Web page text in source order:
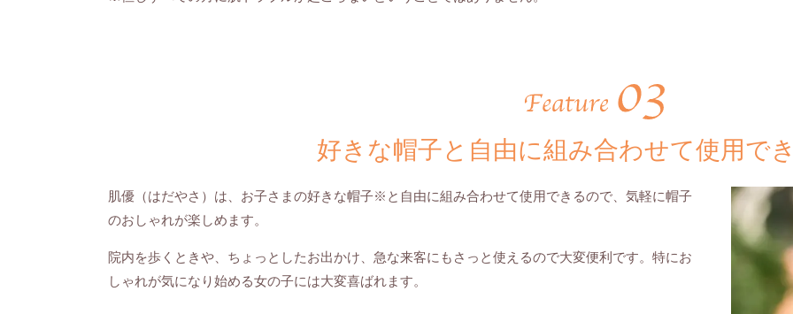
好きな帽子と自由に組み合わせて使用で
肌優（はだやさ）は、お子さまの好きな帽子※ と自由に組み合わせて使用できるので、気軽に帽子
のおしゃれが楽しめます。
院内を歩くときや、ちょっとしたお出かけ、急な来客にもさっと使えるので大変便利です。特にお
しゃれが気になり始める女の子には大変喜ばれます。